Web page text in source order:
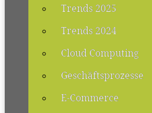
Trends 2025
Trends 2024
Cloud Computing
Geschäftsprozesse
E-Commerce